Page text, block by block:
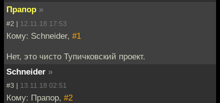
Прапор »
#2 | 12.11.18 17:53
Кому: Schneider, #1
Нет, это чисто Тупичковский проект.
Schneider »
#3 | 13.11.18 02:51
Кому: Прапор, #2